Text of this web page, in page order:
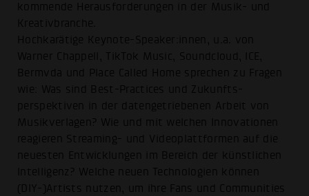
kommende Herausforderungen in der Musik- und
Kreativbranche.
Hochkarätige Keynote-Speaker:innen, u.a. von
Warner Chappell, TikTok Music, Soundcloud, ICE,
Bermvda und Place Called Home sprechen zu Fragen
wie: Was sind Best-Practices und Zukunfts-
perspektiven in der datengetriebenen Arbeit von
Musikverlagen? Wie und mit welchen Innovationen
reagieren Streaming- und Videoplattformen auf die
neuesten Entwicklungen im Bereich der künstlichen
Intelligenz? Welche neuen Technologien können
(DIY-)Artists nutzen, um ihre Fans und Communities